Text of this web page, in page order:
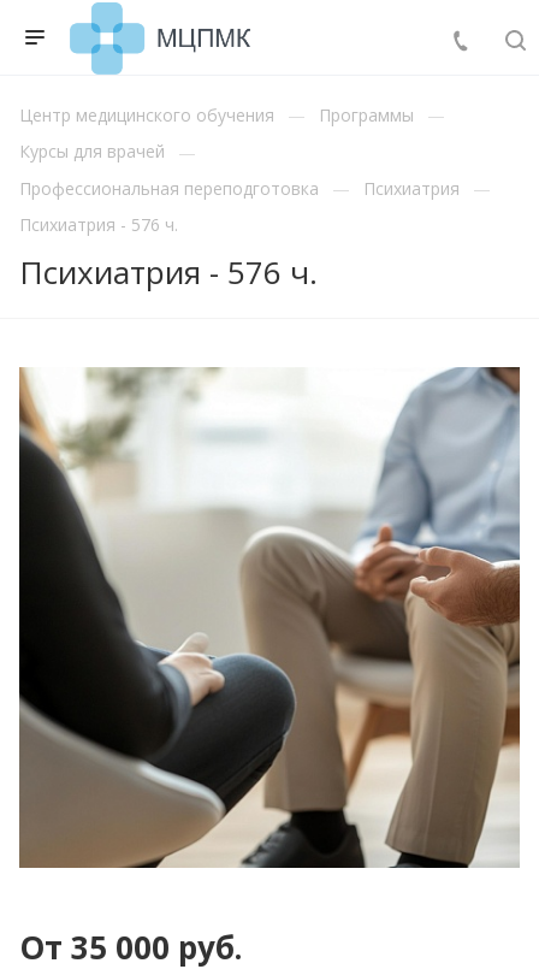
Центр медицинского обучения
Программы
Курсы для врачей
Профессиональная переподготовка
Психиатрия
Психиатрия - 576 ч.
Психиатрия - 576 ч.
От 35 000 руб.